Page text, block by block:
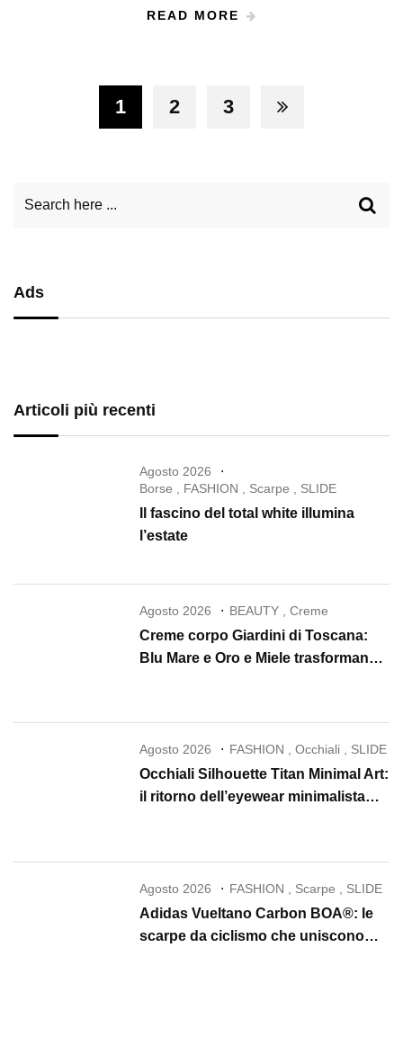
READ MORE
1 2 3
Ads
Articoli più recenti
Agosto 2026
Borse
FASHION Scarpe SLIDE
Il fascino del total white illumina
l’estate
Agosto 2026 BEAUTY ,Creme
Creme corpo Giardini di Toscana:
Blu Mare e Oro e Miele trasformano
Agosto 2026 FASHION ,Occhiali , SLIDE
Occhiali Silhouette Titan Minimal Art:
il ritorno dell’eyewear minimalista
Agosto 2026 FASHION Scarpe SLIDE
Adidas Vueltano Carbon BOA®: le
scarpe da ciclismo che uniscono